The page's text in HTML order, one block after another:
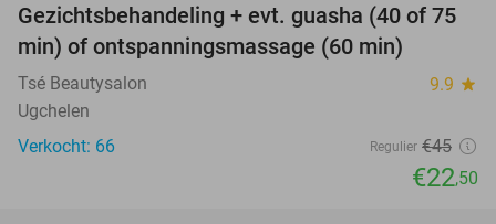
50%
OUT
Gezichtsbehandeling + evt. guasha (40 of 75
min) of ontspanningsmassage (60 min)
Tsé Beautysalon 9.9 star
Ugchelen
Verkocht: 66
Regulier €45
€22,50